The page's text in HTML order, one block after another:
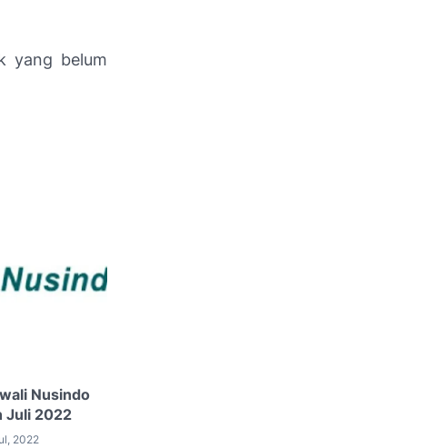
yang belum
Nusindo
Juli 2022
2022